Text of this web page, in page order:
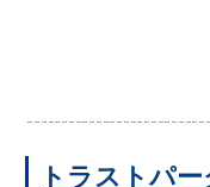
トラストパ